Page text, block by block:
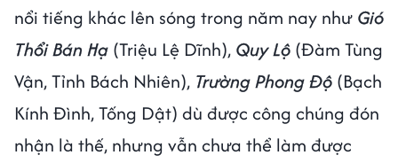
nổi tiếng khác lên sóng trong năm nay như Gió
Thổi Bán Hạ (Triệu Lệ Dĩnh), Quy Lộ (Đàm Tùng
Vận, Tỉnh Bách Nhiên), Trường Phong Độ (Bạch
Kính Đình, Tống Dật) dù được công chúng đón
nhận là thế, nhưng vẫn chưa thể làm được